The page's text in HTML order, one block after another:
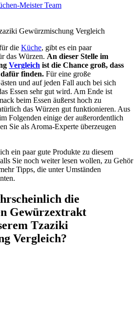
Meister Team
Gewürzmischung Vergleich
die Küche, gibt es ein paar
das Würzen. An dieser Stelle im
Vergleich ist die Chance groß, dass
dafür finden. Für eine große
und auf jeden Fall auch bei sich
Essen sehr gut wird. Am Ende ist
beim Essen äußerst hoch zu
das Würzen gut funktionieren. Aus
Folgenden einige der außerordentlich
Sie als Aroma-Experte überzeugen
ein paar gute Produkte zu diesem
Sie noch weiter lesen wollen, zu Gehör
Tipps, die unter Umständen
die
Gewürzextrakt
Tzaziki
Vergleich?